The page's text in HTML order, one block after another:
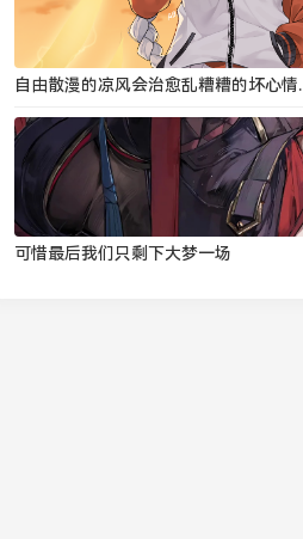
自由散漫的凉风会治愈乱糟糟的坏心情.
可惜最后我们只剩下大梦一场